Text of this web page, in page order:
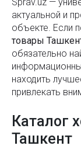
Узбекистане
Какие
Районы
Как не стать
Как выбрать
актуальной и
объекте. Если
товары
обязательно
находить
привлекать
Каталог
Ташкент